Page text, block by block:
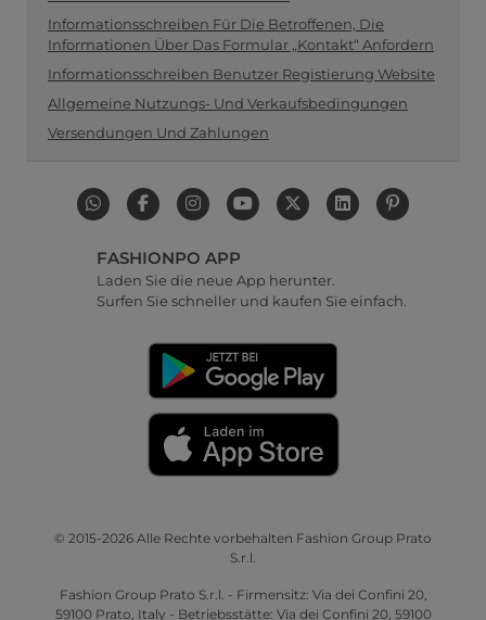
Informationsschreiben Für Die Betroffenen, Die
Informationen Über Das Formular „Kontakt“ Anfordern
Informationsschreiben Benutzer Registierung Website
Allgemeine Nutzungs- Und Verkaufsbedingungen
Versendungen Und Zahlungen
FASHIONPO APP
Laden Sie die neue App herunter.
Surfen Sie schneller und kaufen Sie einfach.
© 2015-2026 Alle Rechte vorbehalten Fashion Group Prato
S.r.l.
Fashion Group Prato S.r.l. - Firmensitz: Via dei Confini 20,
59100 Prato, Italy - Betriebsstätte: Via dei Confini 20, 59100